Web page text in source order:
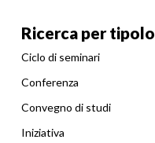
Ricerca per
Ciclo di seminari
Conferenza
Convegno di studi
Iniziativa